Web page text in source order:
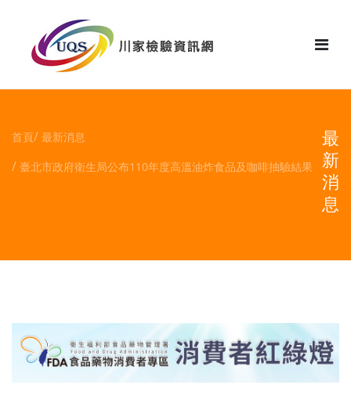
首頁 最新消息
臺北市政府衛生局公布110年度高溫油炸食品及咖啡抽驗結果
最
新
消
息